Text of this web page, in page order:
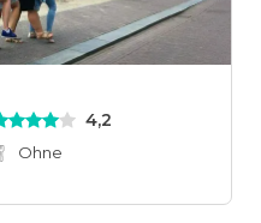
4,2
Ohne